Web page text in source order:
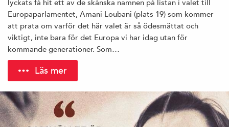
lyckats få hit ett av de skånska namnen på listan i valet till
Europaparlamentet, Amani Loubani (plats 19) som kommer
att prata om varför det här valet är så ödesmättat och
viktigt, inte bara för det Europa vi har idag utan för
kommande generationer. Som…
Läs mer